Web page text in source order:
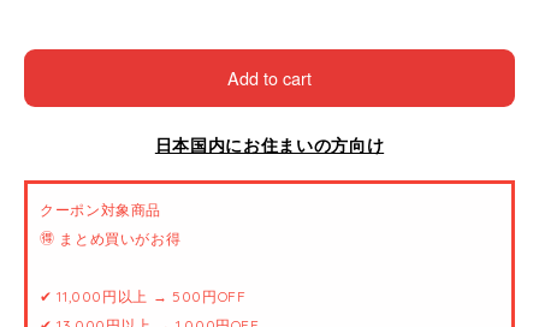
Add to cart
日本国内にお住まいの方向け
クーポン対象商品
🉐 まとめ買いがお得
✔ 11,000円以上 → 500円OFF